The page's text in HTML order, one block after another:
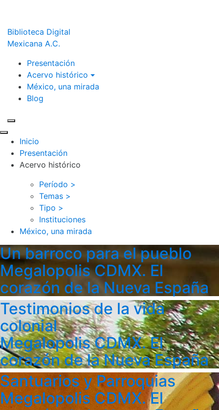
Biblioteca Digital
Mexicana A.C.
Presentación
Acervo histórico
México, una mirada
Blog
Inicio
Presentación
Acervo histórico
Período >
Temas >
Tipo >
Instituciones
México, una mirada
Un barroco para el pueblo
Megalopolis CDMX. El
corazón de la Nueva España
Testimonios de la vida
colonial
Megalopolis CDMX. El
corazón de la Nueva España
Santuarios y Parroquias
Megalopolis CDMX. El